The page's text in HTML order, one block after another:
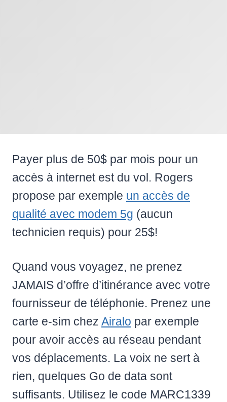
Payer plus de 50$ par mois pour un
accès à internet est du vol. Rogers
propose par exemple un accès de
qualité avec modem 5g (aucun
technicien requis) pour 25$!
Quand vous voyagez, ne prenez
JAMAIS d’offre d’itinérance avec votre
fournisseur de téléphonie. Prenez une
carte e-sim chez Airalo par exemple
pour avoir accès au réseau pendant
vos déplacements. La voix ne sert à
rien, quelques Go de data sont
suffisants. Utilisez le code MARC1339